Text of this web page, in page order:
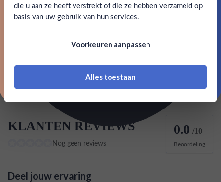
Ja Nee
18 jaar of ouder zijn
Inhoud 0,7L
KLANTEN REVIEWS
Nog geen reviews
0.0 /10
Beoordeling
Deel jouw ervaring
die u aan ze heeft verstrekt of die ze hebben verzameld op
basis van uw gebruik van hun services.
Voorkeuren aanpassen
Alles toestaan